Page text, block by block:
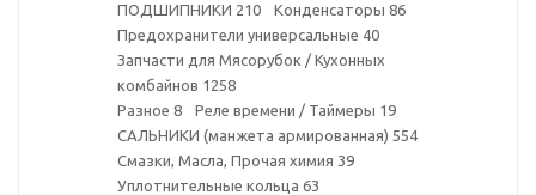
ПОДШИПНИКИ 210 Конденсаторы 86
Предохранители универсальные 40
Запчасти для Мясорубок / Кухонных
комбайнов 1258
Разное 8 Реле времени / Таймеры 19
САЛЬНИКИ (манжета армированная) 554
Смазки, Масла, Прочая химия 39
Уплотнительные кольца 63